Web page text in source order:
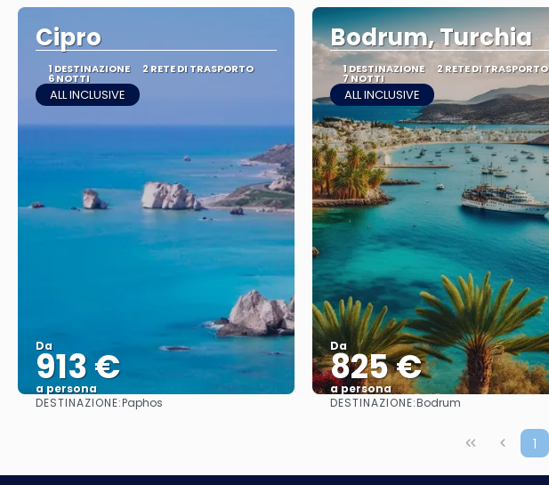
Cipro
1 DESTINAZIONE 2 RETE DI TRASPORTO
6 NOTTI
ALL INCLUSIVE
Da
913 €
a persona
Vedere
DESTINAZIONE:Paphos
Bodrum, Turchia
1 DESTINAZIONE 2 RETE DI TRASPORTO
7 NOTTI
ALL INCLUSIVE
Da
825 €
a persona
Vedere
DESTINAZIONE:Bodrum
1